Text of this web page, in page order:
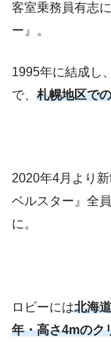
客室乗務員有志
ー』。
1995年に結成し
で、 札幌地区で
2020年4月より
ベルスター』全
に。
ロビーには北海
年・高さ4mのク